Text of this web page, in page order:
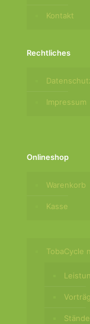
Kontakt
Rechtliches
Impressum
Onlineshop
Warenkorb
Kasse
TobaCycle